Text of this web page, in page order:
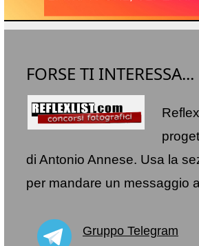
FORSE TI INTERESSA...
di Antonio Annese. Usa la
per mandare un messaggio
Gruppo Telegram